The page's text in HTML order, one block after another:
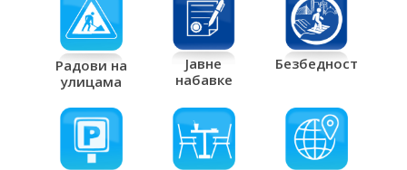
Радови на
улицама
Јавне
набавке
Безбедност